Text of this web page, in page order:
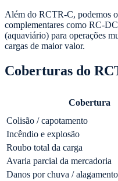
Além do RCTR-C, podemos
complementares como RC-
(aquaviário) para operações
cargas de maior valor.
Coberturas do
Cobertura
Colisão / capotamento
Incêndio e explosão
Roubo total da carga
Avaria parcial da mercadoria
Danos por chuva / alagamento